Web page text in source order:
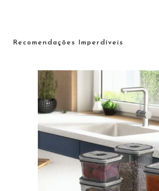
Recomendações Imperdíveis